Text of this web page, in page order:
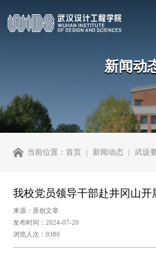
新闻动
当前位置：首页 新闻动态 武设
我校党员领导干部赴井冈山开
来源：原创文章
发布时间：2024-07-20
浏览人次：9380